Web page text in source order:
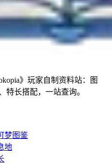
》玩家自制资料站：图
特长搭配，一站查询。
梦图鉴
地